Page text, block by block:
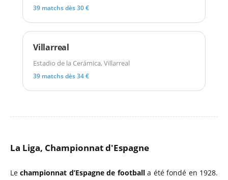
39 matchs dès 30 €
Villarreal
Estadio de la Cerámica, Villarreal
39 matchs dès 34 €
La Liga, Championnat d'Espagne
Lechampionnat d’Espagne de footballa été fondé en 1928.